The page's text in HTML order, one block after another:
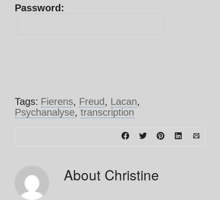
Password:
Tags: Fierens, Freud, Lacan,
Psychanalyse, transcription
About Christine